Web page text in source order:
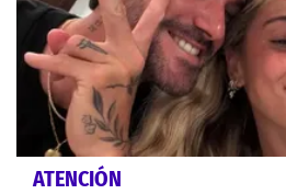
ATENCIÓN